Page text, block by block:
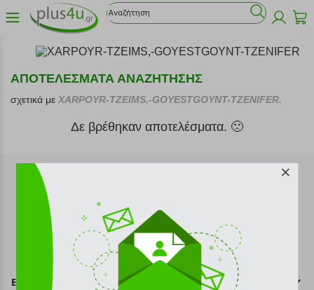
ΑΠΟΤΕΛΕΣΜΑΤΑ ΑΝΑΖΗΤΗΣΗΣ
σχετικά με XARPOYR-TZEIMS,-GOYESTGOYNT-TZENIFER.
Δε βρέθηκαν αποτελέσματα. 🙁
Εγγραφή στο newsletter
Επικοινωνία